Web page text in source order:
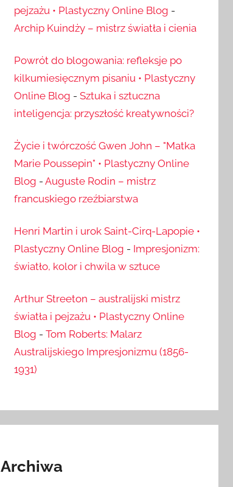
pejzażu • Plastyczny Online Blog -
Archip Kuindży – mistrz światła i cienia
Powrót do blogowania: refleksje po
kilkumiesięcznym pisaniu • Plastyczny
Online Blog - Sztuka i sztuczna
inteligencja: przyszłość kreatywności?
Życie i twórczość Gwen John – "Matka
Marie Poussepin" • Plastyczny Online
Blog - Auguste Rodin – mistrz
francuskiego rzeźbiarstwa
Henri Martin i urok Saint-Cirq-Lapopie •
Plastyczny Online Blog - Impresjonizm:
światło, kolor i chwila w sztuce
Arthur Streeton – australijski mistrz
światła i pejzażu • Plastyczny Online
Blog - Tom Roberts: Malarz
Australijskiego Impresjonizmu (1856-
1931)
Archiwa